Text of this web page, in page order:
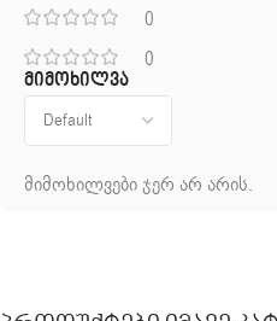
0
0
მიმოხილვა
მიმოხილვები ჯერ არ არის.